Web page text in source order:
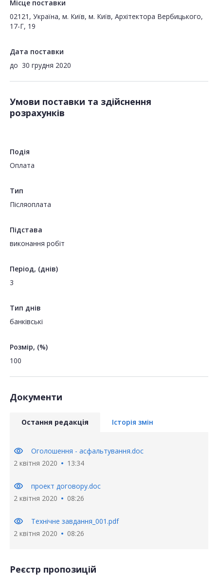
Місце поставки
02121, Україна, м. Київ, м. Київ, Архітектора Вербицького,
17-Г, 19
Дата поставки
до 30 грудня 2020
Умови поставки та здійснення
розрахунків
Подія
Оплата
Тип
Пiсляоплата
Підстава
виконання робіт
Період, (днів)
3
Тип днів
банківські
Розмір, (%)
100
Документи
Остання редакція Історія змін
visibility
Оголошення - асфальтування.doc
2 квітня 2020
13:34
visibility
проект договору.doc
2 квітня 2020
08:26
visibility
Технічне завдання_001.pdf
2 квітня 2020
08:26
Реєстр пропозицій